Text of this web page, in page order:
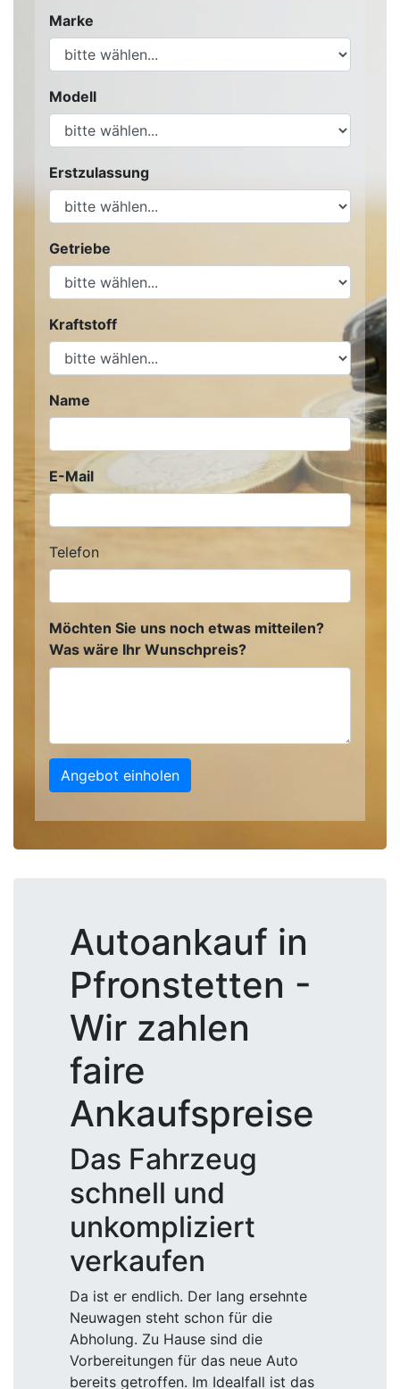
Marke
Modell
Erstzulassung
Getriebe
Kraftstoff
Name
E-Mail
Telefon
Möchten Sie uns noch etwas mitteilen?
Was wäre Ihr Wunschpreis?
Angebot einholen
Autoankauf in
Pfronstetten -
Wir zahlen
faire
Ankaufspreise
Das Fahrzeug
schnell und
unkompliziert
verkaufen
Da ist er endlich. Der lang ersehnte
Neuwagen steht schon für die
Abholung. Zu Hause sind die
Vorbereitungen für das neue Auto
bereits getroffen. Im Idealfall ist das